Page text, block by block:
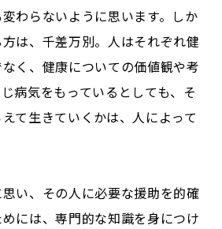
わらないように思います。しか
は、千差万別。人はそれぞれ健
く、健康についての価値観や考
病気をもっているとしても、そ
て生きていくかは、人によって
い、その人に必要な援助を的確
には、専門的な知識を身につけ